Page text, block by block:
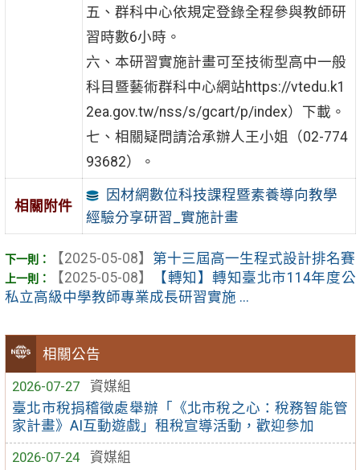
相關公告
2026-07-27
資媒組
臺北市稅捐稽徵處舉辦「《北市稅之心：稅務智能管
家計畫》AI互動遊戲」租稅宣導活動，歡迎參加
2026-07-24
資媒組
五、群科中心依規定登錄全程參與教師研
習時數6小時。
六、本研習實施計畫可至技術型高中一般
科目暨藝術群科中心網站https://vtedu.k1
2ea.gov.tw/nss/s/gcart/p/index）下載。
七、相關疑問請洽承辦人王小姐（02-774
93682）。
相關附件
因材網數位科技課程暨素養導向教學
經驗分享研習_實施計畫
【2025-05-08】 第十三屆高一生程式設計排名賽
【2025-05-08】
【轉知】轉知臺北市114年度公
私立高級中學教師專業成長研習實施 ...